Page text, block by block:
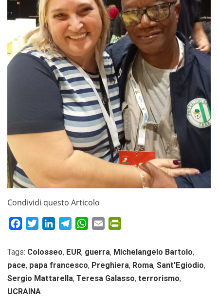
Condividi questo Articolo
FacebookTwitterLinkedInTelegramWhatsApp
Email
Tags: Colosseo, EUR, guerra, Michelangelo Bartolo,
pace, papa francesco, Preghiera, Roma, Sant'Egiodio,
Sergio Mattarella, Teresa Galasso, terrorismo,
UCRAINA